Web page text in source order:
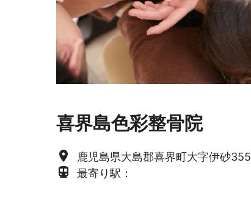
喜界島色彩整骨院
place 鹿児島県大島郡喜界町大字伊砂355
directions_subway 最寄り駅：